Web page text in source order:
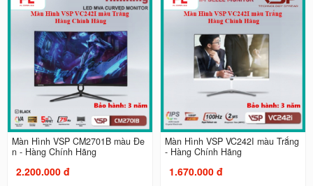
Màn Hình VSP CM2701B màu Đe
n - Hàng Chính Hãng
2.200.000 đ
Màn Hình VSP VC242I màu Trắng
- Hàng Chính Hãng
1.670.000 đ